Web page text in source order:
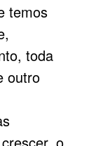
temos
toda
outro